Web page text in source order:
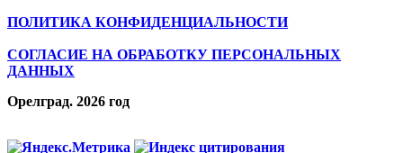
ПОЛИТИКА КОНФИДЕНЦИАЛЬНОСТИ
СОГЛАСИЕ НА ОБРАБОТКУ ПЕРСОНАЛЬНЫХ
ДАННЫХ
Орелград. 2026 год